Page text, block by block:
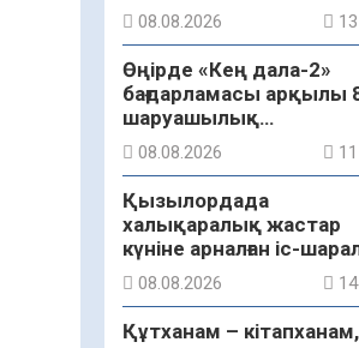
08.08.2026 13
Өңірде «Кең дала-2»
бағдарламасы арқылы
шаруашылық
қаржыландырылды
08.08.2026 11
Қызылордада
халықаралық жастар
күніне арналған іс-
бастау алды
08.08.2026 14
Құтханам – кітапханам,